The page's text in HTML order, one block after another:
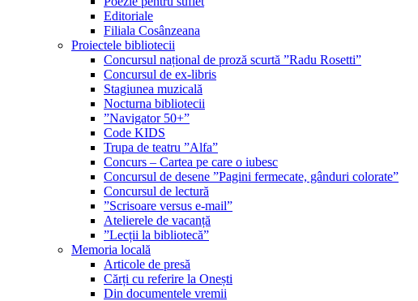
Editoriale
Filiala Cosânzeana
Proiectele bibliotecii
Concursul național de proză scurtă ”Radu Rosetti”
Concursul de ex-libris
Stagiunea muzicală
Nocturna bibliotecii
”Navigator 50+”
Code KIDS
Trupa de teatru ”Alfa”
Concurs – Cartea pe care o iubesc
Concursul de desene ”Pagini fermecate, gânduri colorate”
Concursul de lectură
”Scrisoare versus e-mail”
Atelierele de vacanță
”Lecții la bibliotecă”
Memoria locală
Articole de presă
Cărți cu referire la Onești
Din documentele vremii